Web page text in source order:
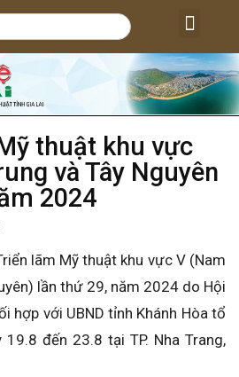
thuật khu vực
và Tây Nguyên
2024
lãm Mỹ thuật khu vực V (Nam
lần thứ 29, năm 2024 do Hội
hợp với UBND tỉnh Khánh Hòa tổ
đến 23.8 tại TP. Nha Trang,